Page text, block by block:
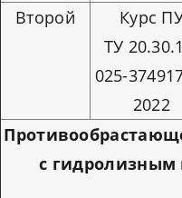
Второй
Курс
ТУ
025-
2022
с